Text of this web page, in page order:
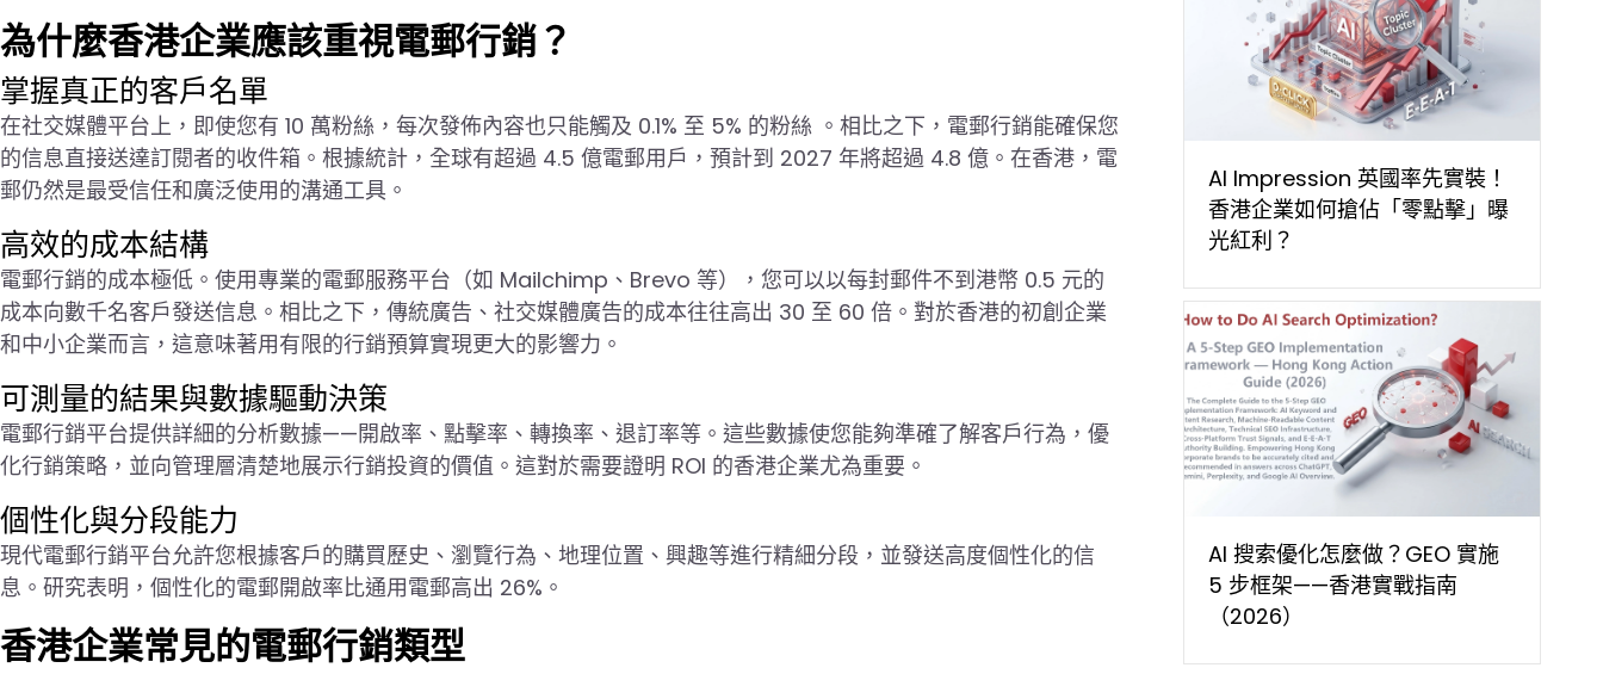
為什麼香港企業應該重視電郵行銷？
掌握真正的客戶名單
在社交媒體平台上，即使您有 10 萬粉絲，每次發佈內容也只能觸及 0.1% 至 5% 的粉絲 。相比之下，電郵行銷能確保您
的信息直接送達訂閱者的收件箱。根據統計，全球有超過 4.5 億電郵用戶，預計到 2027 年將超過 4.8 億。在香港，電
郵仍然是最受信任和廣泛使用的溝通工具。
高效的成本結構
電郵行銷的成本極低。使用專業的電郵服務平台（如 Mailchimp、Brevo 等），您可以以每封郵件不到港幣 0.5 元的
成本向數千名客戶發送信息。相比之下，傳統廣告、社交媒體廣告的成本往往高出 30 至 60 倍。對於香港的初創企業
和中小企業而言，這意味著用有限的行銷預算實現更大的影響力。
可測量的結果與數據驅動決策
電郵行銷平台提供詳細的分析數據——開啟率、點擊率、轉換率、退訂率等。這些數據使您能夠準確了解客戶行為，優
化行銷策略，並向管理層清楚地展示行銷投資的價值。這對於需要證明 ROI 的香港企業尤為重要。
個性化與分段能力
現代電郵行銷平台允許您根據客戶的購買歷史、瀏覽行為、地理位置、興趣等進行精細分段，並發送高度個性化的信
息。研究表明，個性化的電郵開啟率比通用電郵高出 26%。
香港企業常見的電郵行銷類型
AI Impression 英國率先實裝！
香港企業如何搶佔「零點擊」曝
光紅利？
AI 搜索優化怎麼做？GEO 實施
5 步框架——香港實戰指南
（2026）